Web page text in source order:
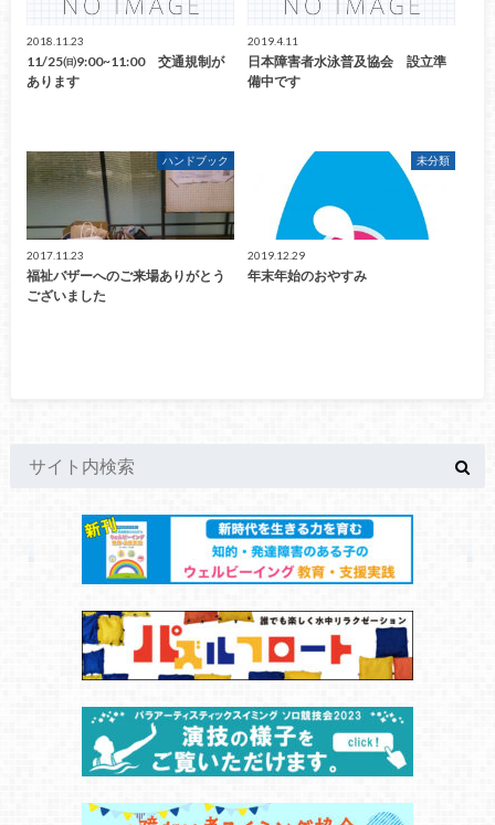
2018.11.23
11/25㈰9:00~11:00 交通規制が
あります
2019.4.11
日本障害者水泳普及協会 設立準
備中です
ハンドブック
2017.11.23
福祉バザーへのご来場ありがとう
ございました
未分類
2019.12.29
年末年始のおやすみ